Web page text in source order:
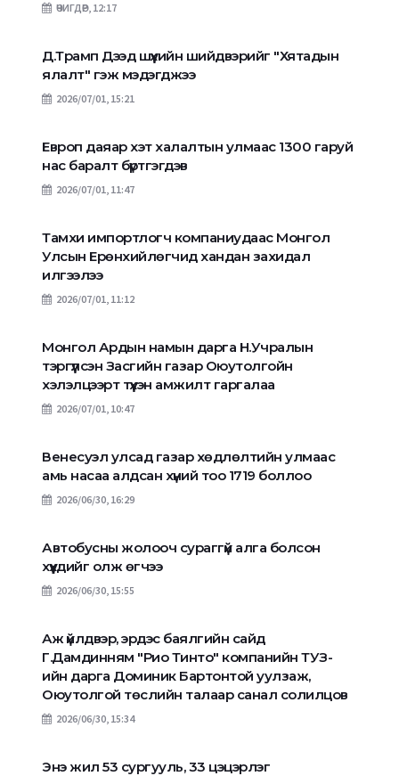
ӨЧИГДӨР, 12:17
Д.Трамп Дээд шүүхийн шийдвэрийг "Хятадын
ялалт" гэж мэдэгджээ
2026/07/01, 15:21
Европ даяар хэт халалтын улмаас 1300 гаруй
нас баралт бүртгэгдэв
2026/07/01, 11:47
Тамхи импортлогч компаниудаас Монгол
Улсын Ерөнхийлөгчид хандан захидал
илгээлээ
2026/07/01, 11:12
Монгол Ардын намын дарга Н.Учралын
тэргүүлсэн Засгийн газар Оюутолгойн
хэлэлцээрт түүхэн амжилт гаргалаа
2026/07/01, 10:47
Венесуэл улсад газар хөдлөлтийн улмаас
амь насаа алдсан хүний тоо 1719 боллоо
2026/06/30, 16:29
Автобусны жолооч сураггүй алга болсон
хүүхдийг олж өгчээ
2026/06/30, 15:55
Аж үйлдвэр, эрдэс баялгийн сайд
Г.Дамдинням "Рио Тинто" компанийн ТУЗ-
ийн дарга Доминик Бартонтой уулзаж,
Оюутолгой төслийн талаар санал солилцов
2026/06/30, 15:34
Энэ жил 53 сургууль, 33 цэцэрлэг